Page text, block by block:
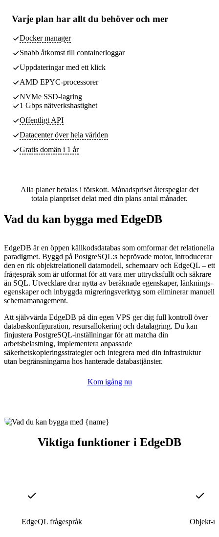
Varje plan har allt du behöver och mer
Docker manager
Snabb åtkomst till containerloggar
Uppdateringar med ett klick
AMD EPYC-processorer
NVMe SSD-lagring
1 Gbps nätverkshastighet
Offentligt API
Datacenteröver hela världen
Gratis domän i 1 år
Alla planer betalas i förskott. Månadspriset återspeglar det
totala planpriset delat med din plans antal månader.
Vad du kan bygga med EdgeDB
EdgeDB är en öppen källkodsdatabas som omformar det relationella
paradigmet. Byggd på PostgreSQL:s beprövade motor, introducerar
den en rik objektrelationell datamodell, schemaarv och EdgeQL – ett
frågespråk som är utformat för att vara mer uttrycksfullt och säkrare
än SQL. Utvecklare drar nytta av beräknade egenskaper, länknings-
egenskaper och inbyggda migreringsverktyg som eliminerar manuell
schemamanagement.
Att självvärda EdgeDB på din egen VPS ger dig full kontroll över
databaskonfiguration, resursallokering och datalagring. Du kan
finjustera PostgreSQL-inställningar för att matcha din
arbetsbelastning, implementera anpassade
säkerhetskopieringsstrategier och integrera med din infrastruktur
utan begränsningarna hos hanterade databastjänster.
Kom igång nu
Viktiga funktioner i EdgeDB
EdgeQL frågespråk Objekt-